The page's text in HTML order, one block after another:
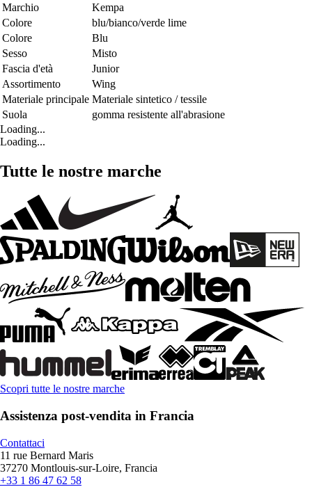
Marchio
Kempa
Colore
blu/bianco/verde lime
Colore
Blu
Sesso
Misto
Fascia d'età
Junior
Assortimento
Wing
Materiale principale Materiale sintetico / tessile
Suola
gomma resistente all'abrasione
Loading...
Loading...
Tutte le nostre marche
Scopri tutte le nostre marche
Assistenza post-vendita in Francia
Contattaci
11 rue Bernard Maris
37270 Montlouis-sur-Loire, Francia
+33 1 86 47 62 58